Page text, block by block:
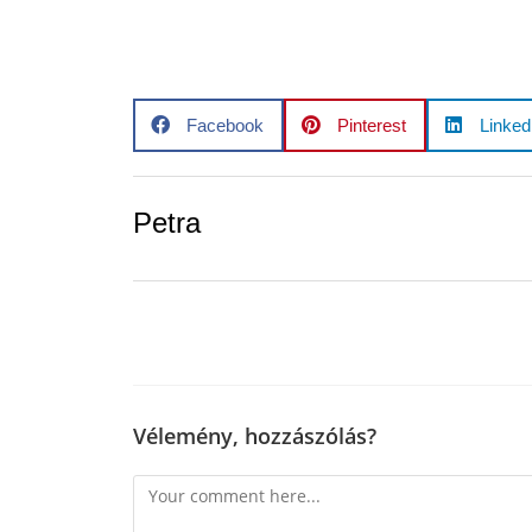
Facebook Pinterest
Petra
Vélemény, hozzászólás?